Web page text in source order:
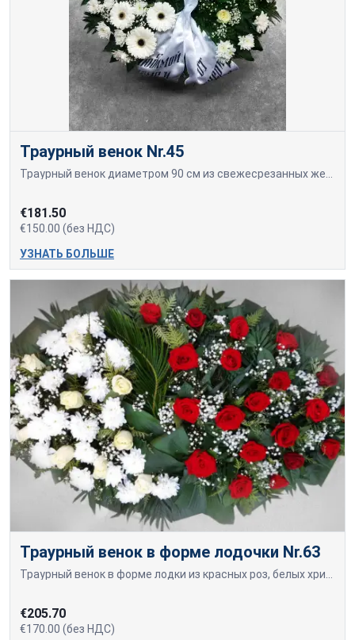
Траурный венок Nr.45
€181.50
€150.00 (без НДС)
УЗНАТЬ БОЛЬШЕ
Траурный венок в форме лодочки Nr.63
€205.70
€170.00 (без НДС)